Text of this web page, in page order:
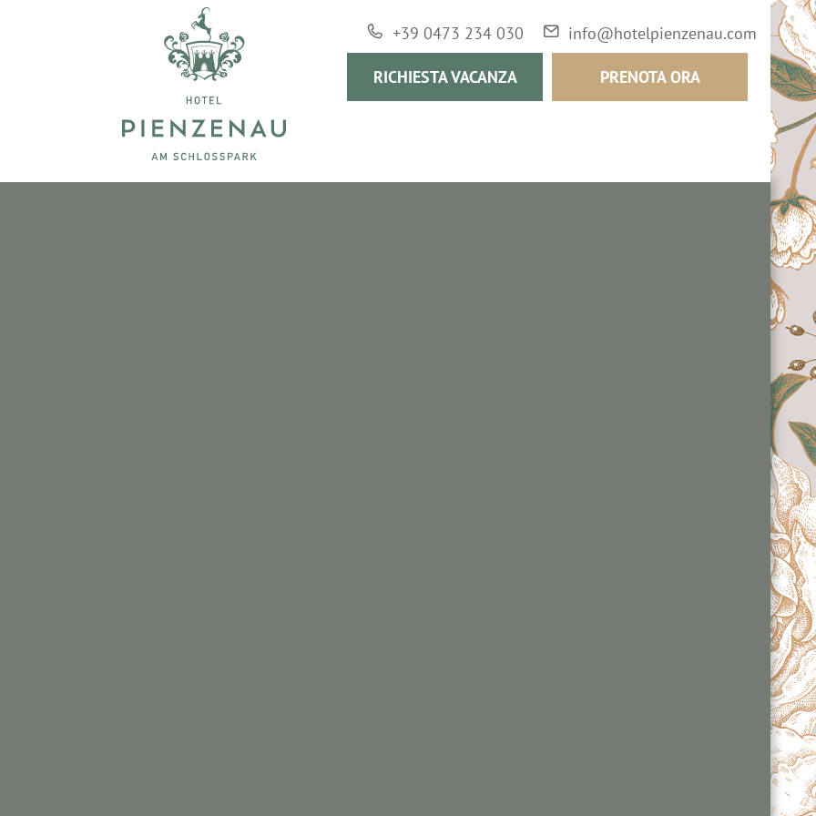
+39 0473 234 030 info@hotelpienzenau.com
RICHIESTA VACANZA PRENOTA ORA